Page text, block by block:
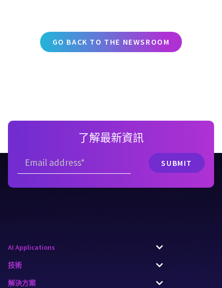
GO BACK TO THE NEWSROOM
了解最新資訊
AI Applications
技術
解決方案